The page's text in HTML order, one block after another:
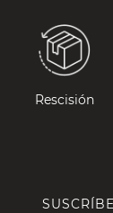
Rescisión